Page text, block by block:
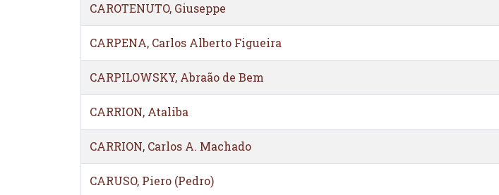
CAROTENUTO, Giuseppe
CARPENA, Carlos Alberto Figueira
CARPILOWSKY, Abraão de Bem
CARRION, Ataliba
CARRION, Carlos A. Machado
CARUSO, Piero (Pedro)